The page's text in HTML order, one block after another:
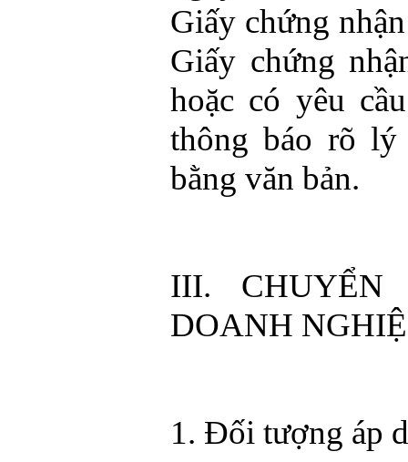
Giấy chứng
Giấy chứng
hoặc có yêu
thông báo rõ
bằng văn bản.
III.
DOANH
1. Đối tượng áp